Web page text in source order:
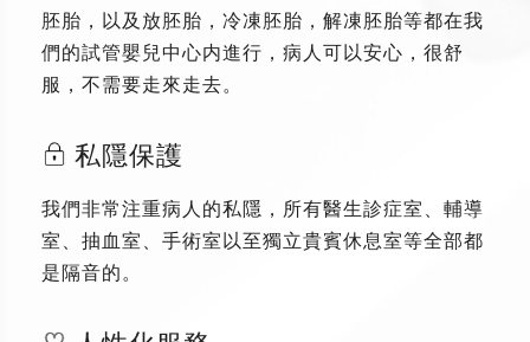
胚胎，以及放胚胎，冷凍胚胎，解凍胚胎等都在我
們的試管嬰兒中心内進行，病人可以安心，很舒
服，不需要走來走去。
私隱保護
我們非常注重病人的私隱，所有醫生診症室、輔導
室、抽血室、手術室以至獨立貴賓休息室等全部都
是隔音的。